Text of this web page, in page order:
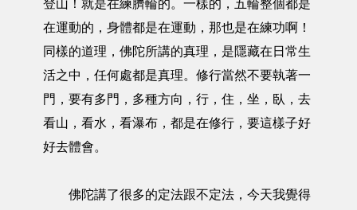
登山！就是在練臍輪的。一樣的，五輪整個都是
在運動的，身體都是在運動，那也是在練功啊！
同樣的道理，佛陀所講的真理，是隱藏在日常生
活之中，任何處都是真理。修行當然不要執著一
門，要有多門，多種方向，行，住，坐，臥，去
看山，看水，看瀑布，都是在修行，要這樣子好
好去體會。
佛陀講了很多的定法跟不定法，今天我覺得